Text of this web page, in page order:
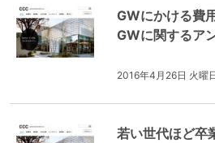
GWにかける費
GWに関するア
2016年4月26日 火曜
若い世代ほど